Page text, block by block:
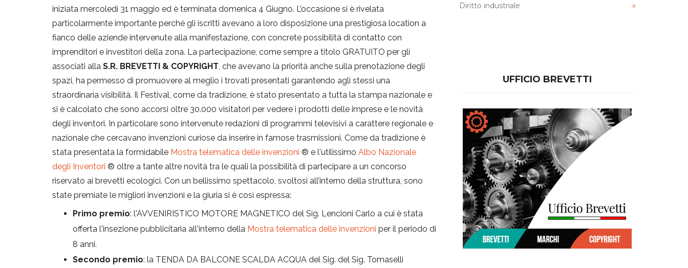
iniziata mercoledì 31 maggio ed è terminata domenica 4 Giugno. L’occasione si è rivelata
particolarmente importante perché gli iscritti avevano a loro disposizione una prestigiosa location a
fianco delle aziende intervenute alla manifestazione, con concrete possibilità di contatto con
imprenditori e investitori della zona. La partecipazione, come sempre a titolo GRATUITO per gli
associati alla S.R. BREVETTI & COPYRIGHT, che avevano la priorità anche sulla prenotazione degli
spazi, ha permesso di promuovere al meglio i trovati presentati garantendo agli stessi una
straordinaria visibilità. Il Festival, come da tradizione, è stato presentato a tutta la stampa nazionale e
si è calcolato che sono accorsi oltre 30.000 visitatori per vedere i prodotti delle imprese e le novità
degli inventori. In particolare sono intervenute redazioni di programmi televisivi a carattere regionale e
nazionale che cercavano invenzioni curiose da inserire in famose trasmissioni. Come da tradizione è
stata presentata la formidabile Mostra telematica delle invenzioni ® e l'utilissimo Albo Nazionale
degli Inventori ® oltre a tante altre novità tra le quali la possibilità di partecipare a un concorso
riservato ai brevetti ecologici. Con un bellissimo spettacolo, svoltosi all’interno della struttura, sono
state premiate le migliori invenzioni e la giuria si è così espressa:
Primo premio: l'AVVENIRISTICO MOTORE MAGNETICO del Sig. Lencioni Carlo a cui è stata
offerta l'insezione pubblicitaria all'interno della Mostra telematica delle invenzioni per il periodo di
8 anni.
Secondo premio: la TENDA DA BALCONE SCALDA ACQUA del Sig. del Sig. Tomaselli
Diritto industriale
UFFICIO BREVETTI